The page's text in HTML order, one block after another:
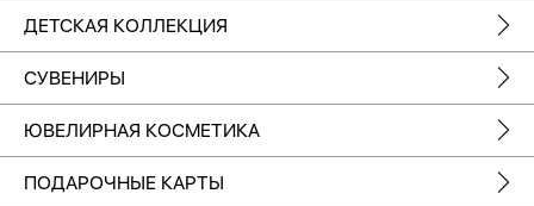
ДЕТСКАЯ КОЛЛЕКЦИЯ
СУВЕНИРЫ
ЮВЕЛИРНАЯ КОСМЕТИКА
ПОДАРОЧНЫЕ КАРТЫ